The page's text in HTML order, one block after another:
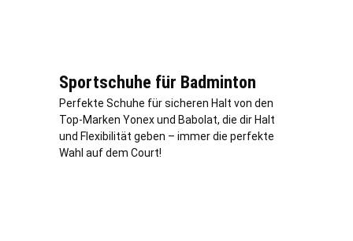
Sportschuhe für Badminton
Perfekte Schuhe für sicheren Halt von den
Top-Marken Yonex und Babolat, die dir Halt
und Flexibilität geben – immer die perfekte
Wahl auf dem Court!